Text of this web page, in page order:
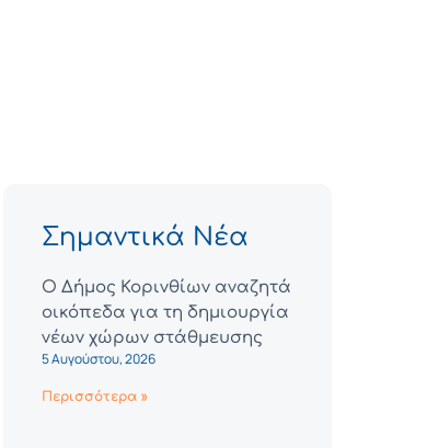
Σημαντικά Νέα
Ο Δήμος Κορινθίων αναζητά
οικόπεδα για τη δημιουργία
νέων χώρων στάθμευσης
5 Αυγούστου, 2026
Περισσότερα »